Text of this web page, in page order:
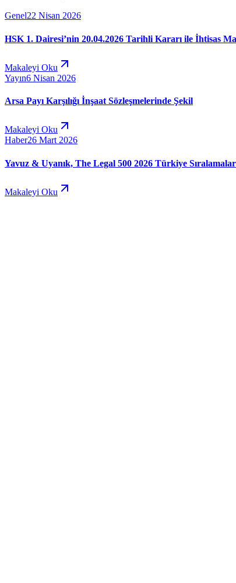
Genel22 Nisan 2026
HSK 1. Dairesi’nin 20.04.2026 Tarihli Kararı ile İhtisas
Makaleyi Oku
Yayın6 Nisan 2026
Arsa Payı Karşılığı İnşaat Sözleşmelerinde Şekil
Makaleyi Oku
Haber26 Mart 2026
Yavuz & Uyanık, The Legal 500 2026 Türkiye
Makaleyi Oku